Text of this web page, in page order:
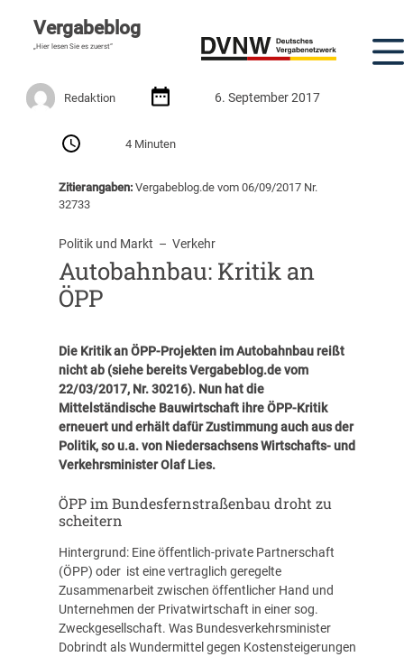
Vergabeblog
„Hier lesen Sie es zuerst“
Redaktion 6. September 2017
4 Minuten
Zitierangaben:Vergabeblog.de vom 06/09/2017 Nr.
32733
Politik und Markt
  –
Verkehr
Autobahnbau: Kritik an
ÖPP
Die Kritik an ÖPP-Projekten im Autobahnbau reißt
nicht ab (siehe bereitsVergabeblog.de vom
22/03/2017, Nr. 30216). Nun hat die
Mittelständische Bauwirtschaft ihre ÖPP-Kritik
erneuert und erhält dafür Zustimmung auch aus der
Politik, so u.a. von Niedersachsens Wirtschafts- und
Verkehrsminister Olaf Lies.
ÖPP im Bundesfernstraßenbau droht zu
scheitern
Hintergrund: Eine öffentlich-private Partnerschaft
(ÖPP) oder ist eine vertraglich geregelte
Zusammenarbeit zwischen öffentlicher Hand und
Unternehmen der Privatwirtschaft in einer sog.
Zweckgesellschaft. Was Bundesverkehrsminister
Dobrindt als Wundermittel gegen Kostensteigerungen